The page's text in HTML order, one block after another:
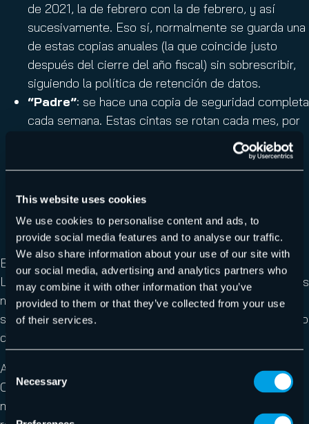
This website uses cookies
We use cookies to personalise content and ads, to
provide social media features and to analyse our traffic.
We also share information about your use of our site with
our social media, advertising and analytics partners who
may combine it with other information that you’ve
provided to them or that they’ve collected from your use
of their services.
Consent
Selection
Necessary
de 2021, la de febrero con la de febrero, y así
sucesivamente. Eso sí, normalmente se guarda una
de estas copias anuales (la que coincide justo
después del cierre del año fiscal) sin sobrescribir,
siguiendo la política de retención de datos.
“Padre”: se hace una copia de seguridad completa
cada semana. Estas cintas se rotan cada mes, por
ejemplo, tendrás una para la “Semana 1”, otra para
“Hijo”: aquí se hacen copias incrementales o
diferenciales a diario, y sus cintas se sobrescriben
cada semana. Por ejemplo, una cinta para el lunes,
otra para el martes…
Este no es el único modo de aplicar un esquema GFS.
Lo que define el sistema es la relación entre los distintos
niveles de rotación: un grupo de copias completas que
se guardan a largo plazo, otro a medio plazo y un tercero
de rotación rápida.
Algunas empresas no conservan las copias anuales.
Otras, en lugar de sobrescribir las copias completas
mensuales, las guardan durante todo el periodo de